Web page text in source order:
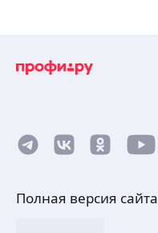
Полная версия сайта